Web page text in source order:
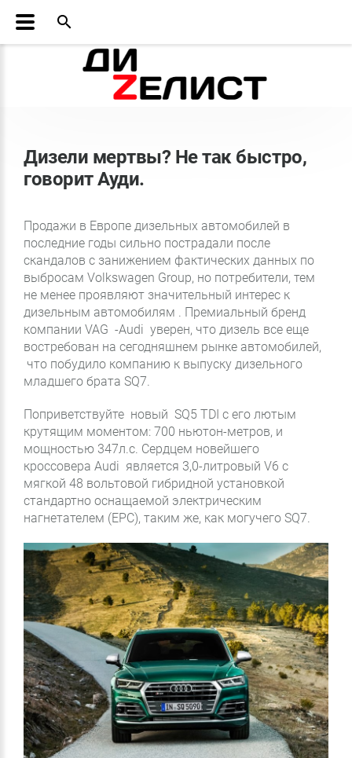
Дизели мертвы? Не так быстро,
говорит Ауди.
Продажи в Европе дизельных автомобилей в
последние годы сильно пострадали после
скандалов с занижением фактических данных по
выбросам Volkswagen Group, но потребители, тем
не менее проявляют значительный интерес к
дизельным автомобилям . Премиальный бренд
компании VAG -Audi уверен, что дизель все еще
востребован на сегодняшнем рынке автомобилей,
что побудило компанию к выпуску дизельного
младшего брата SQ7.
Поприветствуйте новый SQ5 TDI с его лютым
крутящим моментом: 700 ньютон-метров, и
мощностью 347л.с. Сердцем новейшего
кроссовера Audi является 3,0-литровый V6 с
мягкой 48 вольтовой гибридной установкой
стандартно оснащаемой электрическим
нагнетателем (EPC), таким же, как могучего SQ7.
search